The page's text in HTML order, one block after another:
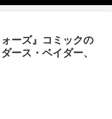
ーズ』コミックの
ース・ベイダー、